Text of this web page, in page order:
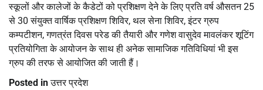
स्कूलों और कालेजों के कैडेटों को प्रशिक्षण देने के लिए प्रति वर्ष औसतन 25
से 30 संयुक्त वार्षिक प्रशिक्षण शिविर, थल सेना शिविर, इंटर ग्रुप
कम्पटीशन, गणत्रंत दिवस परेड की तैयारी और गणेश वासुदेव मावलंकर शूटिंग
प्रतियोगिता के आयोजन के साथ ही अनेक सामाजिक गतिविधियां भी इस
ग्रुप की तरफ से आयोजित की जाती हैं।
Posted inउत्तर प्रदेश